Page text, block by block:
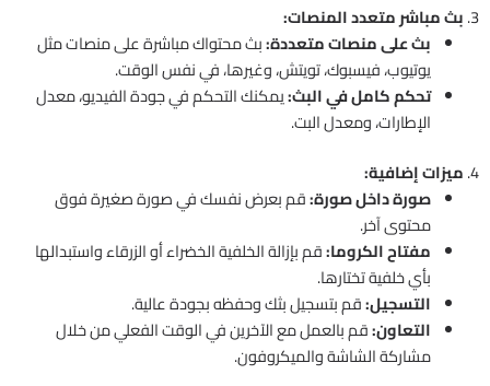
3. بث مباشر متعدد المنصات:
بث على منصات متعددة:بث محتواك مباشرة على منصات مثل
يوتيوب، فيسبوك، تويتش، وغيرها، في نفس الوقت.
تحكم كامل في البث:يمكنك التحكم في جودة الفيديو، معدل
الإطارات، ومعدل البت.
4. ميزات إضافية:
صورة داخل صورة:قم بعرض نفسك في صورة صغيرة فوق
محتوى آخر.
مفتاح الكروما:قم بإزالة الخلفية الخضراء أو الزرقاء واستبدالها
بأي خلفية تختارها.
التسجيل:قم بتسجيل بثك وحفظه بجودة عالية.
التعاون:قم بالعمل مع الآخرين في الوقت الفعلي من خلال
مشاركة الشاشة والميكروفون.